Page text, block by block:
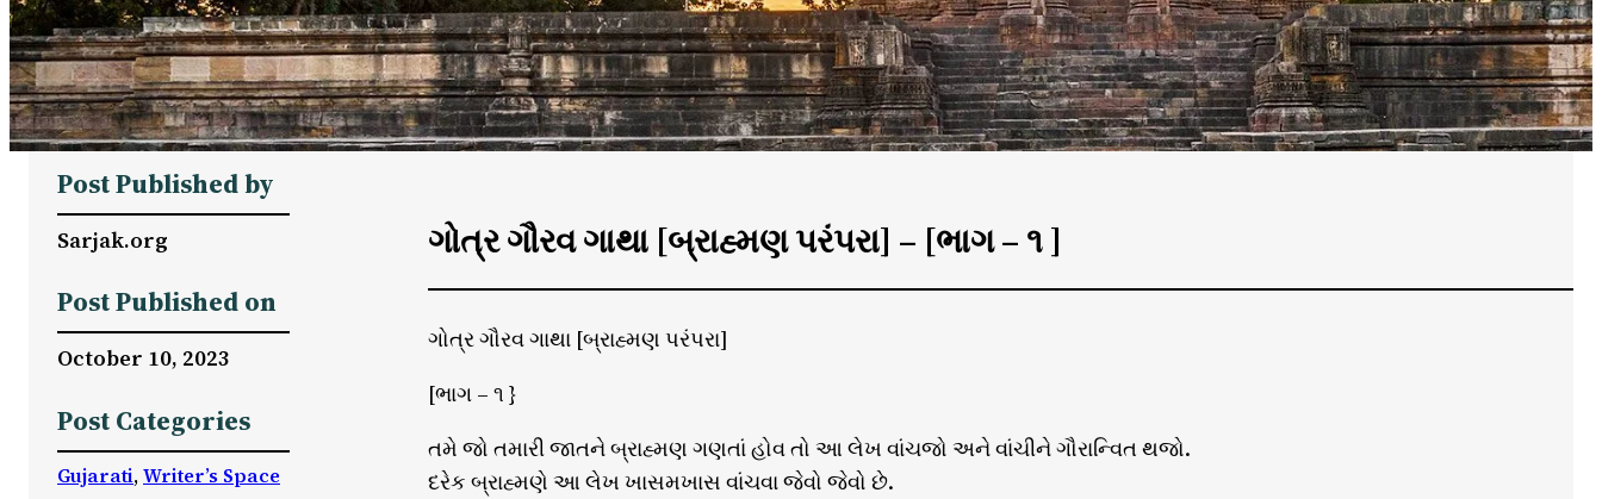
Post Published by
Sarjak.org
Post Published on
October 10, 2023
Post Categories
Gujarati, Writer’s Space
ગોત્ર ગૌરવ ગાથા [બ્રાહ્મણ પરંપરા] – [ભાગ – ૧ ]
ગોત્ર ગૌરવ ગાથા [બ્રાહ્મણ પરંપરા]
[ભાગ – ૧ }
તમે જો તમારી જાતને બ્રાહ્મણ ગણતાં હોવ તો આ લેખ વાંચજો અને વાંચીને ગૌરાન્વિત થજો.
દરેક બ્રાહ્મણે આ લેખ ખાસમખાસ વાંચવા જેવો જેવો છે.